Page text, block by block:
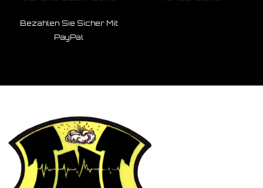
Bezahlen Sie Sicher Mit
PayPal